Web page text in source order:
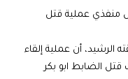
منفذي عملية قتل
أن عملية إلقاء
الضابط ابو بكر